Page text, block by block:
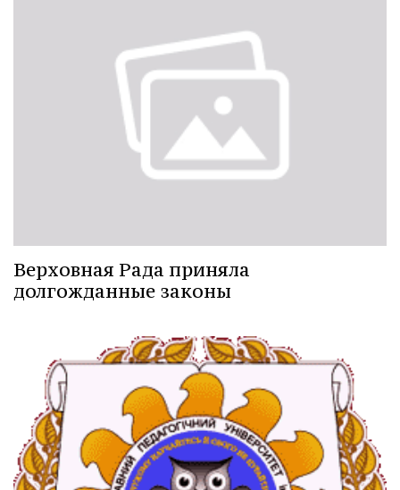
Верховная Рада приняла
долгожданные законы